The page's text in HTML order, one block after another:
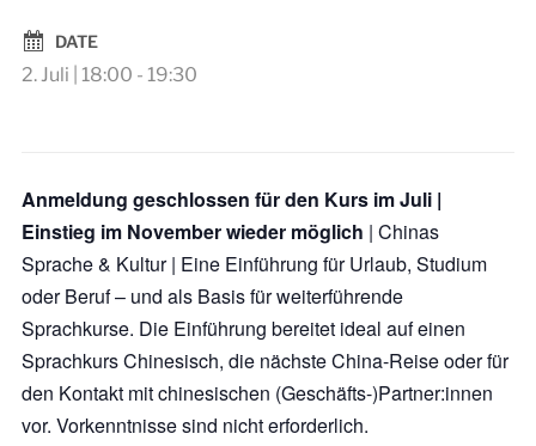
DATE
2. Juli | 18:00 - 19:30
Anmeldung geschlossen für den Kurs im Juli |
Einstieg im November wieder möglich | Chinas
Sprache & Kultur| Eine Einführung für Urlaub, Studium
oder Beruf – und als Basis für weiterführende
Sprachkurse. Die Einführung bereitet ideal auf einen
Sprachkurs Chinesisch, die nächste China-Reise oder für
den Kontakt mit chinesischen (Geschäfts-)Partner:innen
vor. Vorkenntnisse sind nicht erforderlich.